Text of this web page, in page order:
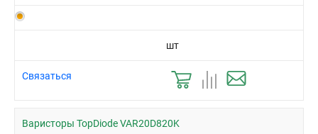
шт
Связаться
Варисторы TopDiode VAR20D820K